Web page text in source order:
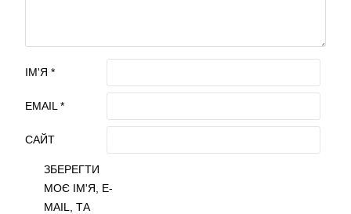
ІМ'Я *
EMAIL *
САЙТ
ЗБЕРЕГТИ
МОЄ ІМ'Я, E-
MAIL, ТА